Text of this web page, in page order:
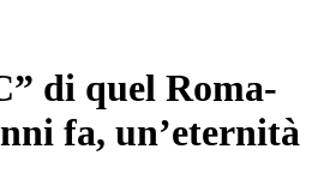
di quel Roma-
fa, un’eternità